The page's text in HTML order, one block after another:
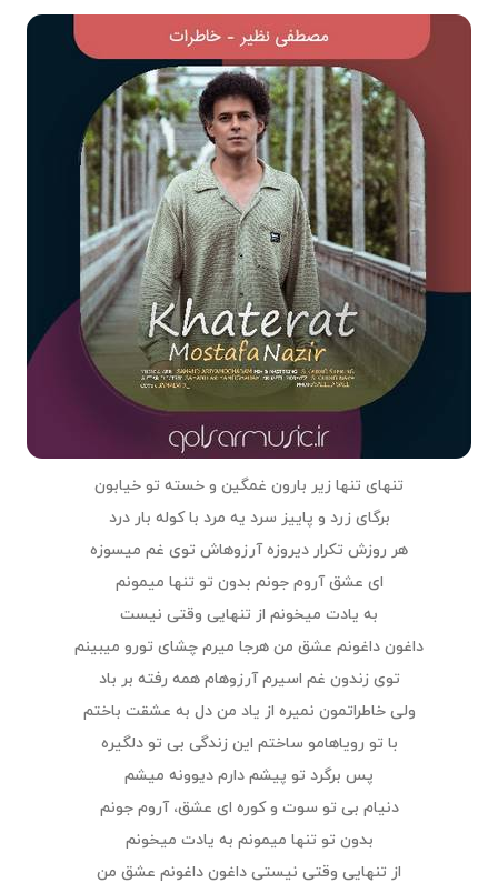
تنهای تنها زیر بارون غمگین و خسته تو خیابون
برگای زرد و پاییز سرد یه مرد با کوله بار درد
هر روزش تکرار دیروزه آرزوهاش توی غم میسوزه
ای عشق آروم جونم بدون تو تنها میمونم
به یادت میخونم از تنهایی وقتی نیست
داغون داغونم عشق من هرجا میرم چشای تورو میبینم
توی زندون غم اسیرم آرزوهام همه رفته بر باد
ولی خاطراتمون نمیره از یاد من دل به عشقت باختم
با تو رویاهامو ساختم این زندگی بی تو دلگیره
پس برگرد تو پیشم دارم دیوونه میشم
دنیام بی تو سوت و کوره ای عشق، آروم جونم
بدون تو تنها میمونم به یادت میخونم
از تنهایی وقتی نیستی داغون داغونم عشق من